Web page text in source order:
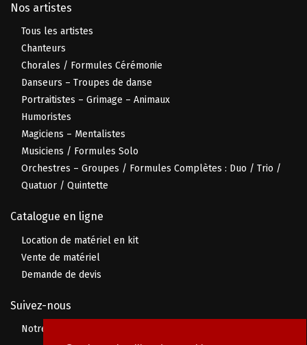
Nos artistes
Tous les artistes
Chanteurs
Chorales / Formules Cérémonie
Danseurs – Troupes de danse
Portraitistes – Grimage – Animaux
Humoristes
Magiciens – Mentalistes
Musiciens / Formules Solo
Orchestres – Groupes / Formules Complètes : Duo / Trio /
Quatuor / Quintette
Catalogue en ligne
Location de matériel en kit
Vente de matériel
Demande de devis
Suivez-nous
Notre page Facebook